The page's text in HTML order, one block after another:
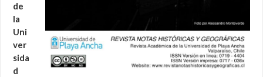
de
la
Uni
ver
sida
d